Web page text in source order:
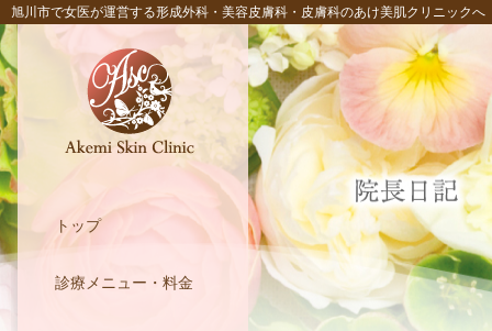
旭川市で女医が運営する形成外科・美容皮膚科・皮膚科のあけ美肌クリニックへ
トップ
診療メニュー・料金